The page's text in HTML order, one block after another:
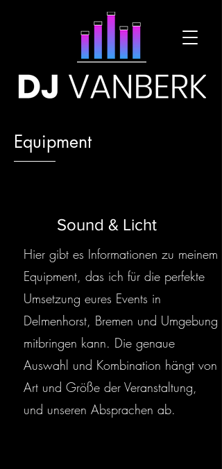
Equipment
Sound & Licht
Hier gibt es Informationen zu meinem
Equipment, das ich für die perfekte
Umsetzung eures Events in
Delmenhorst, Bremen und Umgebung
mitbringen kann. Die genaue
Auswahl und Kombination hängt von
Art und Größe der Veranstaltung,
und unseren Absprachen ab.